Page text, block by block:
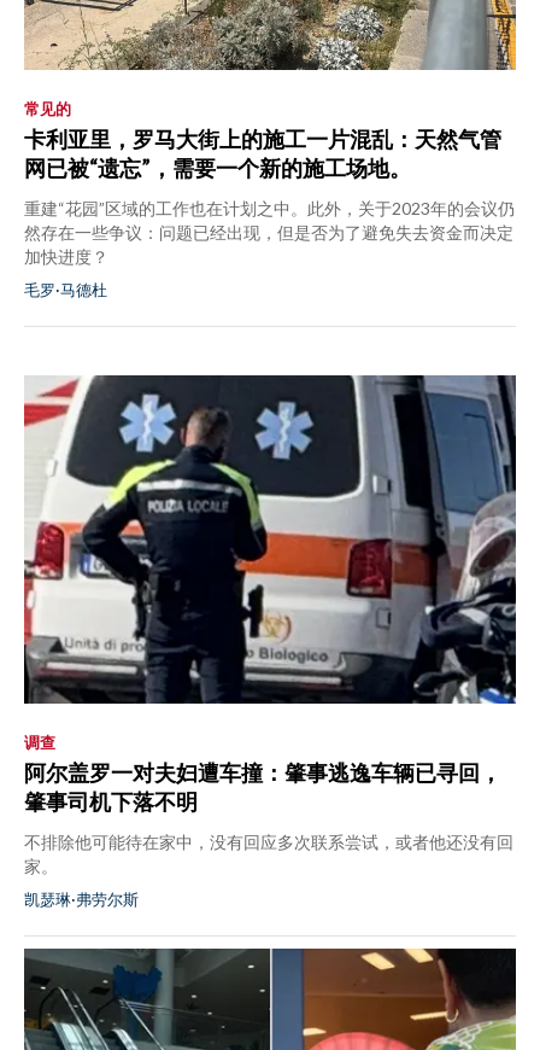
常见的
卡利亚里，罗马大街上的施工一片混乱：天然气管
网已被“遗忘”，需要一个新的施工场地。
重建“花园”区域的工作也在计划之中。此外，关于2023年的会议仍
然存在一些争议：问题已经出现，但是否为了避免失去资金而决定
加快进度？
毛罗·马德杜
调查
阿尔盖罗一对夫妇遭车撞：肇事逃逸车辆已寻回，
肇事司机下落不明
不排除他可能待在家中，没有回应多次联系尝试，或者他还没有回
家。
凯瑟琳·弗劳尔斯